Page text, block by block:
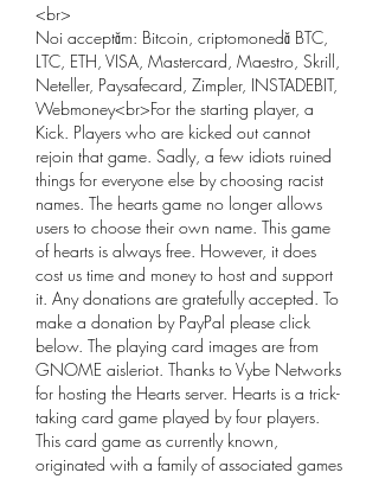
<br>
Noi acceptăm: Bitcoin, criptomonedă BTC,
LTC, ETH, VISA, Mastercard, Maestro, Skrill,
Neteller, Paysafecard, Zimpler, INSTADEBIT,
Webmoney<br>For the starting player, a
Kick. Players who are kicked out cannot
rejoin that game. Sadly, a few idiots ruined
things for everyone else by choosing racist
names. The hearts game no longer allows
users to choose their own name. This game
of hearts is always free. However, it does
cost us time and money to host and support
it. Any donations are gratefully accepted. To
make a donation by PayPal please click
below. The playing card images are from
GNOME aisleriot. Thanks to Vybe Networks
for hosting the Hearts server. Hearts is a trick-
taking card game played by four players.
This card game as currently known,
originated with a family of associated games